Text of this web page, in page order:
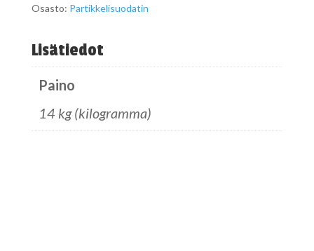
Osasto: Partikkelisuodatin
Lisätiedot
Paino
14 kg (kilogramma)